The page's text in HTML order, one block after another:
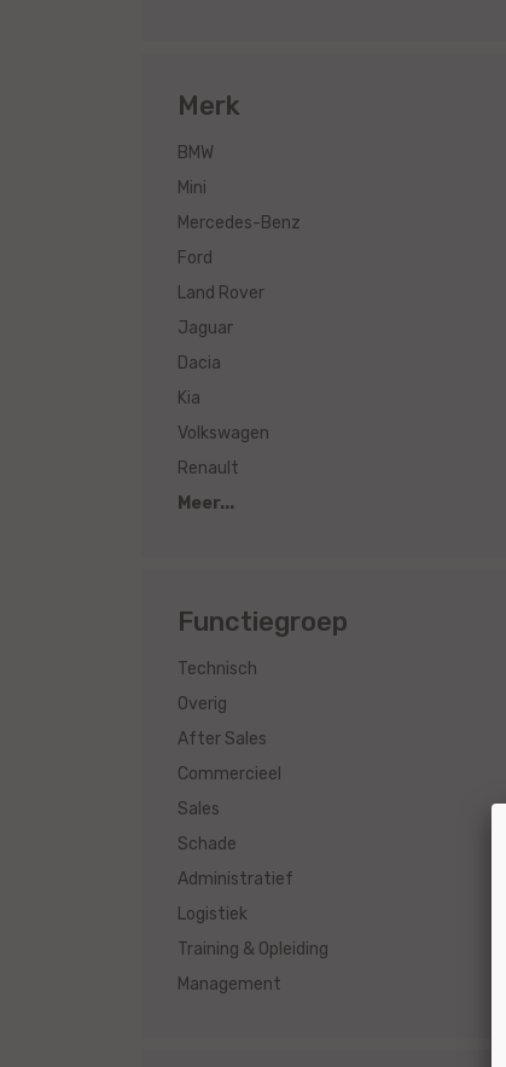
Merk
BMW
Mini
Mercedes-Benz
Ford
Land Rover
Jaguar
Dacia
Kia
Volkswagen
Renault
Meer...
Functiegroep
Technisch
Overig
After Sales
Commercieel
Sales
Schade
Administratief
Logistiek
Training & Opleiding
Management